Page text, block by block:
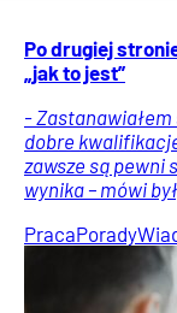
Po drugiej
„jak to jest”
-
dobre
zawsze są pewni
wynika – mówi
PracaPorady